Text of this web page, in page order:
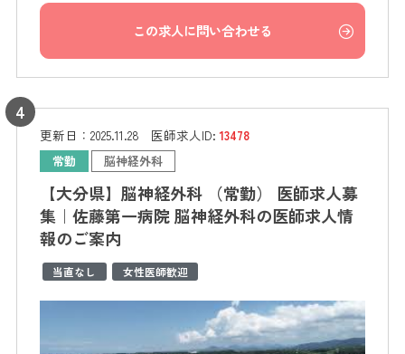
この求人に問い合わせる
更新日： 2025.11.28 医師求人ID:13478
常勤 脳神経外科
【大分県】脳神経外科 （常勤） 医師求人募
集｜佐藤第一病院 脳神経外科の医師求人情
報のご案内
当直なし 女性医師歓迎